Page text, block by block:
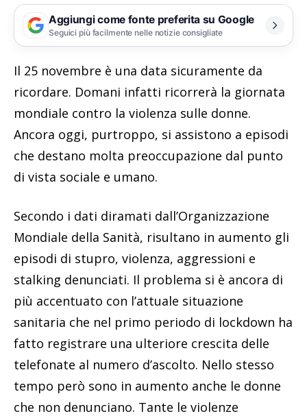
Aggiungi come fonte preferita su Google
Seguici più facilmente nelle notizie consigliate
Il 25 novembre è una data sicuramente da
ricordare. Domani infatti ricorrerà la giornata
mondiale contro la violenza sulle donne.
Ancora oggi, purtroppo, si assistono a episodi
che destano molta preoccupazione dal punto
di vista sociale e umano.
Secondo i dati diramati dall’Organizzazione
Mondiale della Sanità, risultano in aumento gli
episodi di stupro, violenza, aggressioni e
stalking denunciati. Il problema si è ancora di
più accentuato con l’attuale situazione
sanitaria che nel primo periodo di lockdown ha
fatto registrare una ulteriore crescita delle
telefonate al numero d’ascolto. Nello stesso
tempo però sono in aumento anche le donne
che non denunciano. Tante le violenze